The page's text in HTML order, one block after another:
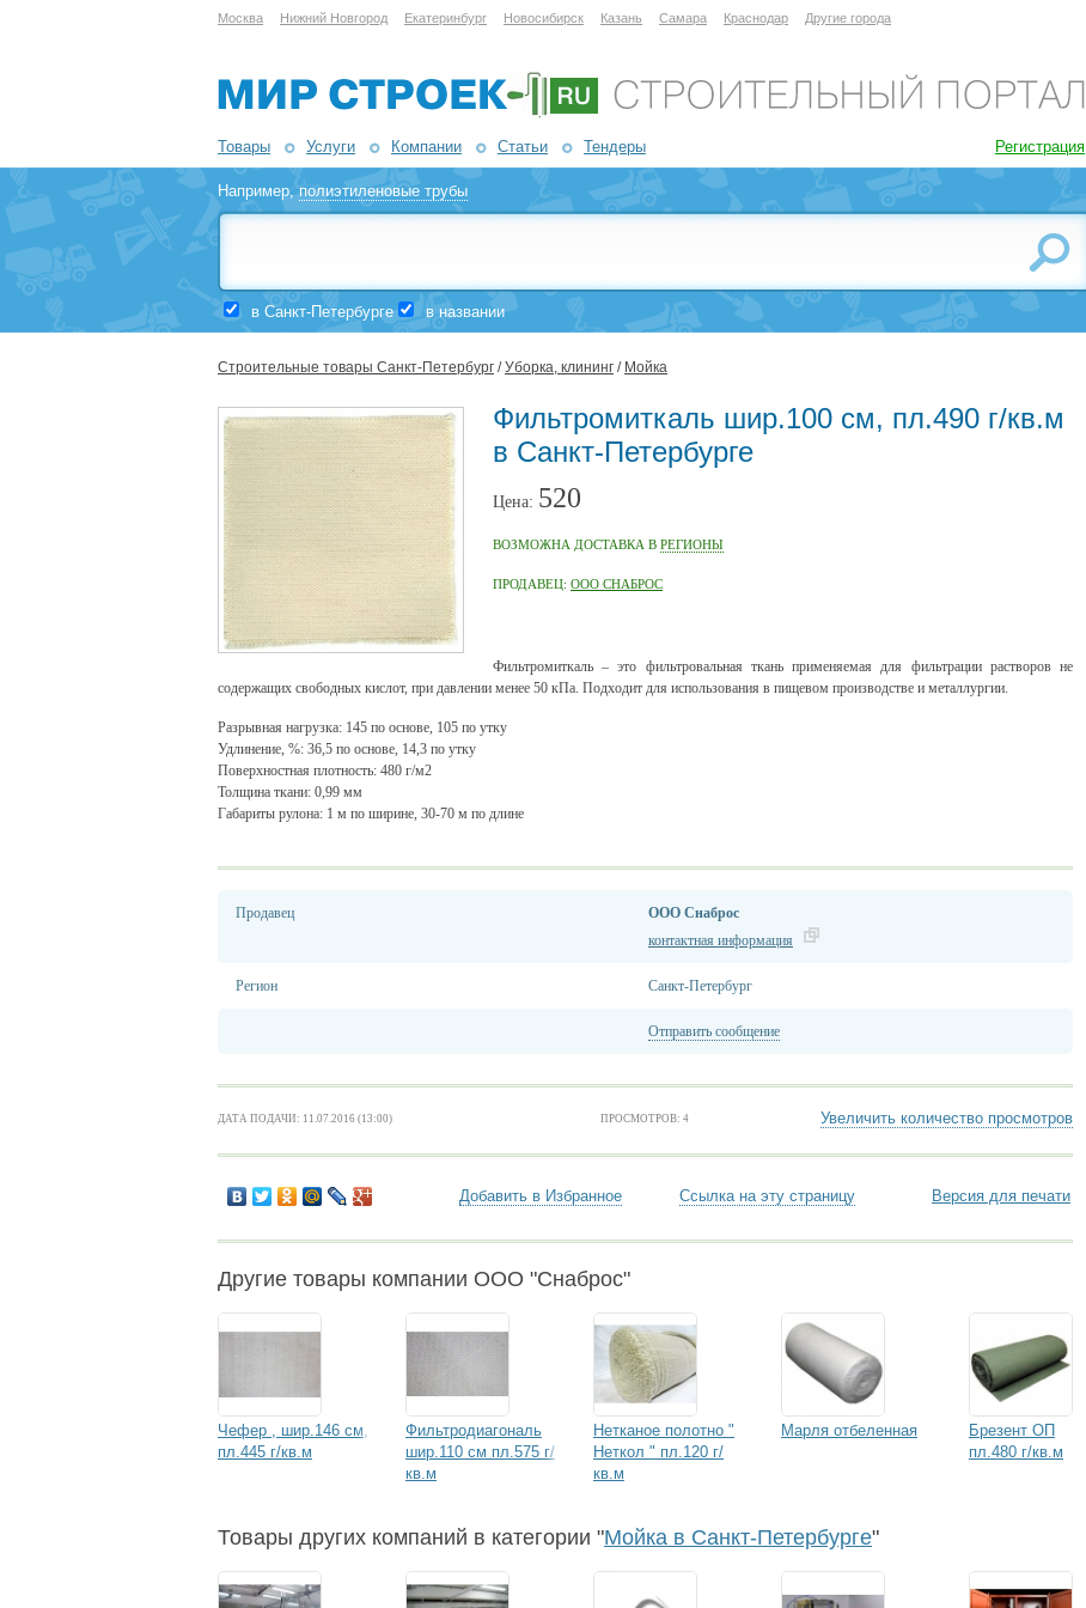
Москва Нижний Новгород Екатеринбург Новосибирск Казань Самара Краснодар Другие города
Товары Услуги Компании Статьи Тендеры Регистрация
Например,полиэтиленовые трубы
в Санкт-Петербурге в названии
Строительные товары Санкт-Петербург /Уборка, клининг / Мойка
Фильтромиткаль шир.100 см, пл.490 г/кв.м
в Санкт-Петербурге
Цена: 520
ВОЗМОЖНА ДОСТАВКА В РЕГИОНЫ
ПРОДАВЕЦ: ООО СНАБРОС
Фильтромиткаль – это фильтровальная ткань применяемая для фильтрации растворов не
содержащих свободных кислот, при давлении менее 50 кПа. Подходит для использования в пищевом производстве и металлургии.
Разрывная нагрузка: 145 по основе, 105 по утку
Удлинение, %: 36,5 по основе, 14,3 по утку
Поверхностная плотность: 480 г/м2
Толщина ткани: 0,99 мм
Габариты рулона: 1 м по ширине, 30-70 м по длине
Продавец
ООО Снаброс
контактная информация
Регион Санкт-Петербург
Отправить сообщение
ДАТА ПОДАЧИ: 11.07.2016 (13:00) ПРОСМОТРОВ: 4 Увеличить количество просмотров
Добавить в Избранное Ссылка на эту страницу Версия для печати
Другие товары компании ООО "Снаброс"
Чефер , шир.146 см,
пл.445 г/кв.м
Фильтродиагональ
шир.110 см пл.575 г/
кв.м
Нетканое полотно "
Неткол " пл.120 г/
кв.м
Марля отбеленная
Брезент ОП
пл.480 г/кв.м
Товары других компаний в категории "Мойка в Санкт-Петербурге"